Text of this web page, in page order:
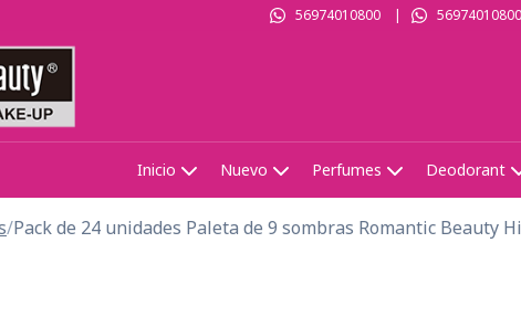
56974010800| 56974010800
Inicio Nuevo Perfumes Deodorant
/Pack de 24 unidades Paleta de 9 sombras Romantic Beauty